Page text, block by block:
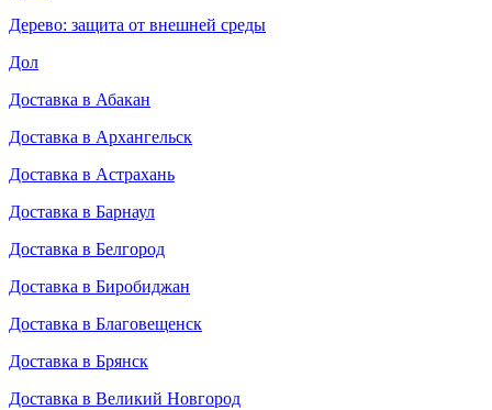
Дерево: защита от внешней среды
Дол
Доставка в Абакан
Доставка в Архангельск
Доставка в Астрахань
Доставка в Барнаул
Доставка в Белгород
Доставка в Биробиджан
Доставка в Благовещенск
Доставка в Брянск
Доставка в Великий Новгород